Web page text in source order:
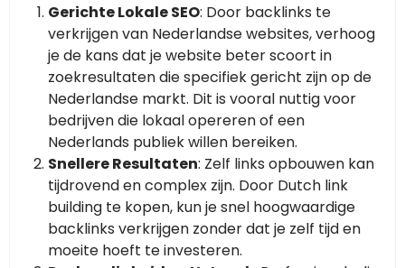
Gerichte Lokale SEO: Door backlinks te
verkrijgen van Nederlandse websites, verhoog
je de kans dat je website beter scoort in
zoekresultaten die specifiek gericht zijn op de
Nederlandse markt. Dit is vooral nuttig voor
bedrijven die lokaal opereren of een
Nederlands publiek willen bereiken.
Snellere Resultaten: Zelf links opbouwen kan
tijdrovend en complex zijn. Door Dutch link
building te kopen, kun je snel hoogwaardige
backlinks verkrijgen zonder dat je zelf tijd en
moeite hoeft te investeren.